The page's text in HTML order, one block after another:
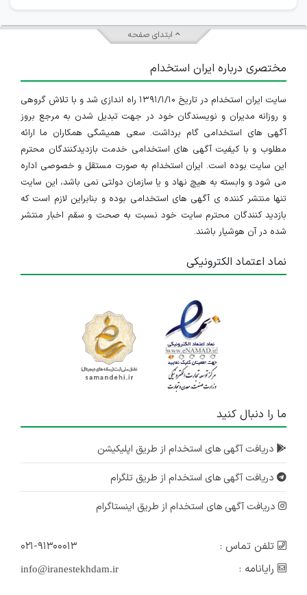
ابتدای صفحه
مختصری درباره ایران استخدام
سایت ایران استخدام در تاریخ ۱۳۹۱/۱/۱۰ راه اندازی شد و با تلاش گروهی
و روزانه مدیران و نویسندگان خود در جهت تبدیل شدن به مرجع بروز
آگهی های استخدامی گام برداشت. سعی همیشگی همکاران ما ارائه
مطلوب و با کیفیت آگهی های استخدامی خدمت بازدیدکنندگان محترم
این سایت بوده است. ایران استخدام به صورت مستقل و خصوصی اداره
می شود و وابسته به هیچ نهاد و یا سازمان دولتی نمی باشد، این سایت
تنها منتشر کننده ی آگهی های استخدامی بوده و بنابراین لازم است که
بازدید کنندگان محترم سایت خود نسبت به صحت و سقم اخبار منتشر
شده در آن هوشیار باشند.
نماد اعتماد الکترونیکی
ما را دنبال کنید
دریافت آگهی های استخدام از طریق اپلیکیشن
دریافت آگهی های استخدام از طریق تلگرام
دریافت آگهی های استخدام از طریق اینستاگرام
تلفن تماس :
۰۲۱-۹۱۳۰۰۰۱۳
رایانامه :
info@iranestekhdam.ir